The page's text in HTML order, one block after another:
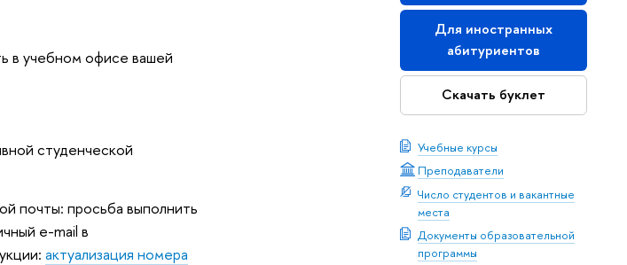
Для иностранных
абитуриентов
Скачать буклет
Учебные курсы
Преподаватели
Число студентов и вакантные
места
Документы образовательной
программы
в учебном офисе вашей
студенческой
почты: просьба выполнить
e-mail в
актуализация номера